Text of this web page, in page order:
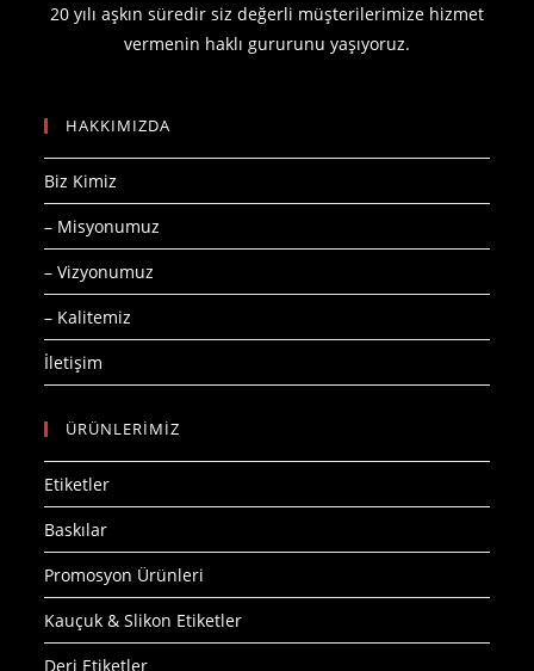
20 yılı aşkın süredir siz değerli müşterilerimize hizmet
vermenin haklı gururunu yaşıyoruz.
HAKKIMIZDA
Biz Kimiz
– Misyonumuz
– Vizyonumuz
– Kalitemiz
İletişim
ÜRÜNLERİMİZ
Etiketler
Baskılar
Promosyon Ürünleri
Kauçuk & Slikon Etiketler
Deri Etiketler